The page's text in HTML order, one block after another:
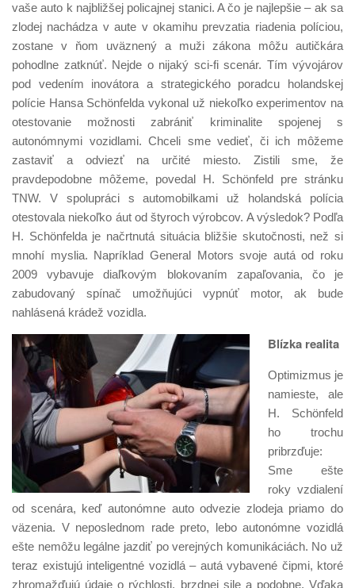
vaše auto k najbližšej policajnej stanici. A čo je najlepšie – ak sa
zlodej nachádza v aute v okamihu prevzatia riadenia políciou,
zostane v ňom uväznený a muži zákona môžu autičkára
pohodlne zatknúť. Nejde o nijaký sci-fi scenár. Tím vývojárov
pod vedením inovátora a strategického poradcu holandskej
polície Hansa Schönfelda vykonal už niekoľko experimentov na
otestovanie možnosti zabrániť kriminalite spojenej s
autonómnymi vozidlami. Chceli sme vedieť, či ich môžeme
zastaviť a odviezť na určité miesto. Zistili sme, že
pravdepodobne môžeme, povedal H. Schönfeld pre stránku
TNW. V spolupráci s automobilkami už holandská polícia
otestovala niekoľko áut od štyroch výrobcov. A výsledok? Podľa
H. Schönfelda je načrtnutá situácia bližšie skutočnosti, než si
mnohí myslia. Napríklad General Motors svoje autá od roku
2009 vybavuje diaľkovým blokovaním zapaľovania, čo je
zabudovaný spínač umožňujúci vypnúť motor, ak bude
nahlásená krádež vozidla.
Blízka realita
Optimizmus je
namieste, ale
H. Schönfeld
ho trochu
pribrzďuje:
Sme ešte
roky vzdialení
od scenára, keď autonómne auto odvezie zlodeja priamo do
väzenia. V neposlednom rade preto, lebo autonómne vozidlá
ešte nemôžu legálne jazdiť po verejných komunikáciách. No už
teraz existujú inteligentné vozidlá – autá vybavené čipmi, ktoré
zhromažďujú údaje o rýchlosti, brzdnej sile a podobne. Vďaka